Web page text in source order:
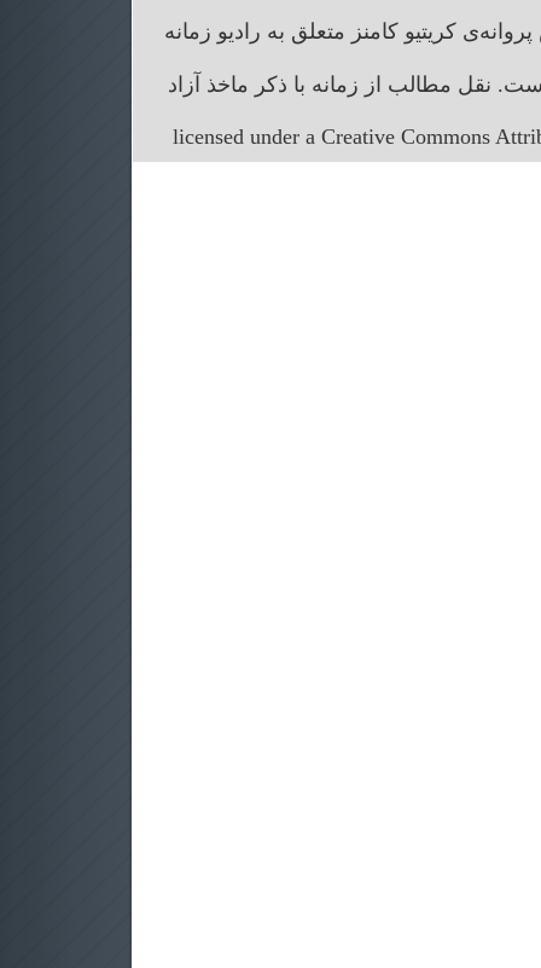
کریتیو کامنز متعلق به رادیو زمانه
نقل مطالب از زمانه با ذکر ماخذ آزاد
licensed under a Creative Commons